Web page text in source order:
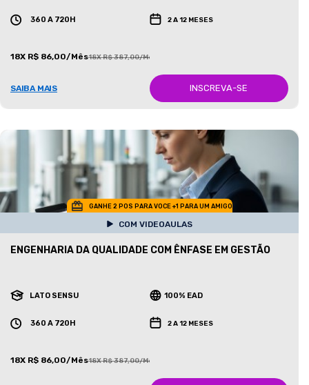
360 A 720H 2 A 12 MESES
18X R$ 86,00/Mês18X R$ 387,00/Mês
SAIBA MAIS INSCREVA-SE
GANHE 2 POS PARA VOCE +1 PARA UM AMIGO
COM VIDEOAULAS
ENGENHARIA DA QUALIDADE COM ÊNFASE EM GESTÃO
LATO SENSU 100% EAD
360 A 720H 2 A 12 MESES
18X R$ 86,00/Mês18X R$ 387,00/Mês